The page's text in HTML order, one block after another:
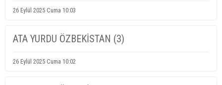
26 Eylül 2025 Cuma 10:03
ATA YURDU ÖZBEKİSTAN (3)
26 Eylül 2025 Cuma 10:02